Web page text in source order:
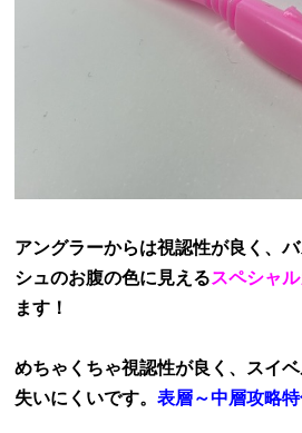
アングラーからは視認性が良く、
シュのお腹の色に見えるスペシャ
ます！
めちゃくちゃ視認性が良く、スイ
失いにくいです。表層～中層攻略